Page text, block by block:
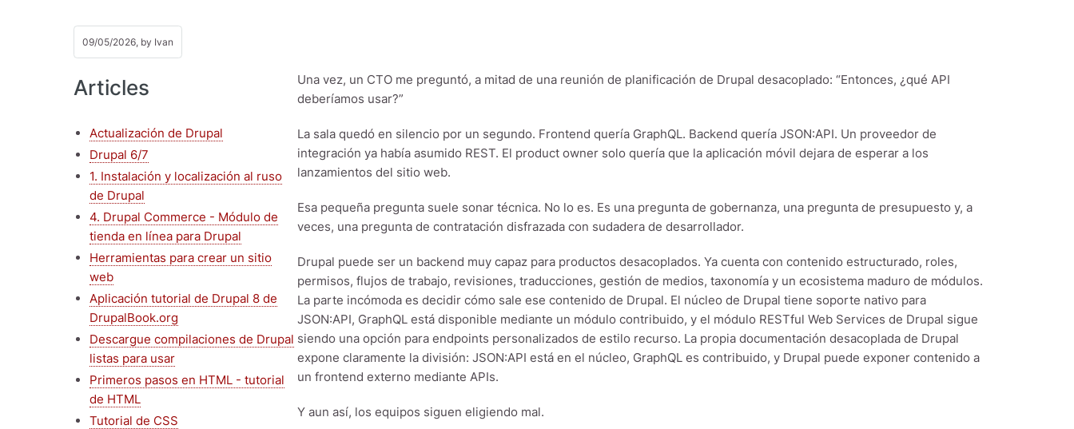
09/05/2026, by Ivan
Articles
Actualización de Drupal
Drupal 6/7
1. Instalación y localización al ruso
de Drupal
4. Drupal Commerce - Módulo de
tienda en línea para Drupal
Herramientas para crear un sitio
web
Aplicación tutorial de Drupal 8 de
DrupalBook.org
Descargue compilaciones de Drupal
listas para usar
Primeros pasos en HTML - tutorial
de HTML
Tutorial de CSS
Una vez, un CTO me preguntó, a mitad de una reunión de planificación de Drupal desacoplado: “Entonces, ¿qué API
deberíamos usar?”
La sala quedó en silencio por un segundo. Frontend quería GraphQL. Backend quería JSON:API. Un proveedor de
integración ya había asumido REST. El product owner solo quería que la aplicación móvil dejara de esperar a los
lanzamientos del sitio web.
Esa pequeña pregunta suele sonar técnica. No lo es. Es una pregunta de gobernanza, una pregunta de presupuesto y, a
veces, una pregunta de contratación disfrazada con sudadera de desarrollador.
Drupal puede ser un backend muy capaz para productos desacoplados. Ya cuenta con contenido estructurado, roles,
permisos, flujos de trabajo, revisiones, traducciones, gestión de medios, taxonomía y un ecosistema maduro de módulos.
La parte incómoda es decidir cómo sale ese contenido de Drupal. El núcleo de Drupal tiene soporte nativo para
JSON:API, GraphQL está disponible mediante un módulo contribuido, y el módulo RESTful Web Services de Drupal sigue
siendo una opción para endpoints personalizados de estilo recurso. La propia documentación desacoplada de Drupal
expone claramente la división: JSON:API está en el núcleo, GraphQL es contribuido, y Drupal puede exponer contenido a
un frontend externo mediante APIs.
Y aun así, los equipos siguen eligiendo mal.